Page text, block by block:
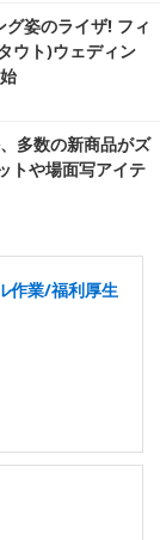
姿のライザ! フィ
ウト)ウェディン
多数の新商品がズ
トや場面写アイテ
作業/福利厚生